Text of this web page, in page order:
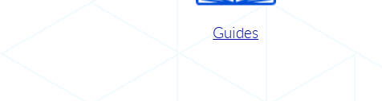
Guides